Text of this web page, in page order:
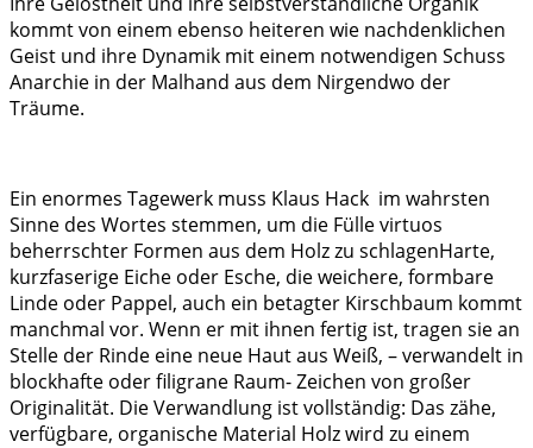
kommt von einem ebenso heiteren wie nachdenklichen
Geist und ihre Dynamik mit einem notwendigen Schuss
Anarchie in der Malhand aus dem Nirgendwo der
Träume.
Ein enormes Tagewerk muss Klaus Hack im wahrsten
Sinne des Wortes stemmen, um die Fülle virtuos
beherrschter Formen aus dem Holz zu schlagenHarte,
kurzfaserige Eiche oder Esche, die weichere, formbare
Linde oder Pappel, auch ein betagter Kirschbaum kommt
manchmal vor. Wenn er mit ihnen fertig ist, tragen sie an
Stelle der Rinde eine neue Haut aus Weiß, – verwandelt in
blockhafte oder filigrane Raum- Zeichen von großer
Originalität. Die Verwandlung ist vollständig: Das zähe,
verfügbare, organische Material Holz wird zu einem